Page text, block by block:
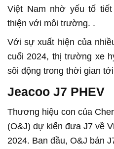
Việt Nam nhờ yếu tố
thiện với môi trường. .
Với sự xuất hiện của
cuối 2024, thị trường xe
sôi động trong thời gian
Jeacoo J7 PHEV
Thương hiệu con của
(O&J) dự kiến đưa J7 về
2024. Ban đầu, O&J bán